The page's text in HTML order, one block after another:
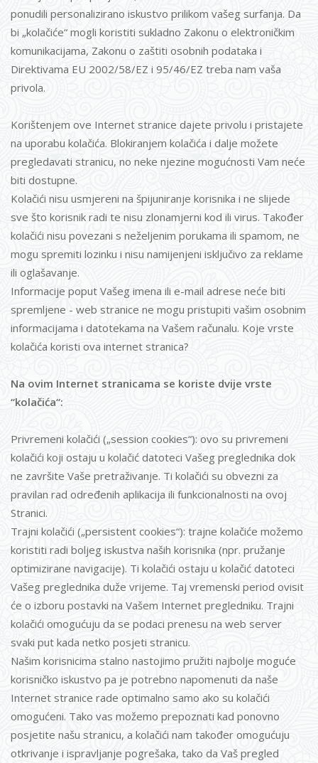
ponudili personalizirano iskustvo prilikom vašeg surfanja. Da
bi „kolačiće“ mogli koristiti sukladno Zakonu o elektroničkim
komunikacijama, Zakonu o zaštiti osobnih podataka i
Direktivama EU 2002/58/EZ i 95/46/EZ treba nam vaša
privola.
Korištenjem ove Internet stranice dajete privolu i pristajete
na uporabu kolačića. Blokiranjem kolačića i dalje možete
pregledavati stranicu, no neke njezine mogućnosti Vam neće
biti dostupne.
Kolačići nisu usmjereni na špijuniranje korisnika i ne slijede
sve što korisnik radi te nisu zlonamjerni kod ili virus. Također
kolačići nisu povezani s neželjenim porukama ili spamom, ne
mogu spremiti lozinku i nisu namijenjeni isključivo za reklame
ili oglašavanje.
Informacije poput Vašeg imena ili e-mail adrese neće biti
spremljene - web stranice ne mogu pristupiti vašim osobnim
informacijama i datotekama na Vašem računalu. Koje vrste
kolačića koristi ova internet stranica?
Na ovim Internet stranicama se koriste dvije vrste
“kolačića“:
Privremeni kolačići („session cookies“): ovo su privremeni
kolačići koji ostaju u kolačić datoteci Vašeg preglednika dok
ne završite Vaše pretraživanje. Ti kolačići su obvezni za
pravilan rad određenih aplikacija ili funkcionalnosti na ovoj
Stranici.
Trajni kolačići („persistent cookies“): trajne kolačiće možemo
koristiti radi boljeg iskustva naših korisnika (npr. pružanje
optimizirane navigacije). Ti kolačići ostaju u kolačić datoteci
Vašeg preglednika duže vrijeme. Taj vremenski period ovisit
će o izboru postavki na Vašem Internet pregledniku. Trajni
kolačići omogućuju da se podaci prenesu na web server
svaki put kada netko posjeti stranicu.
Našim korisnicima stalno nastojimo pružiti najbolje moguće
korisničko iskustvo pa je potrebno napomenuti da naše
Internet stranice rade optimalno samo ako su kolačići
omogućeni. Tako vas možemo prepoznati kad ponovno
posjetite našu stranicu, a kolačići nam također omogućuju
otkrivanje i ispravljanje pogrešaka, tako da Vaš pregled